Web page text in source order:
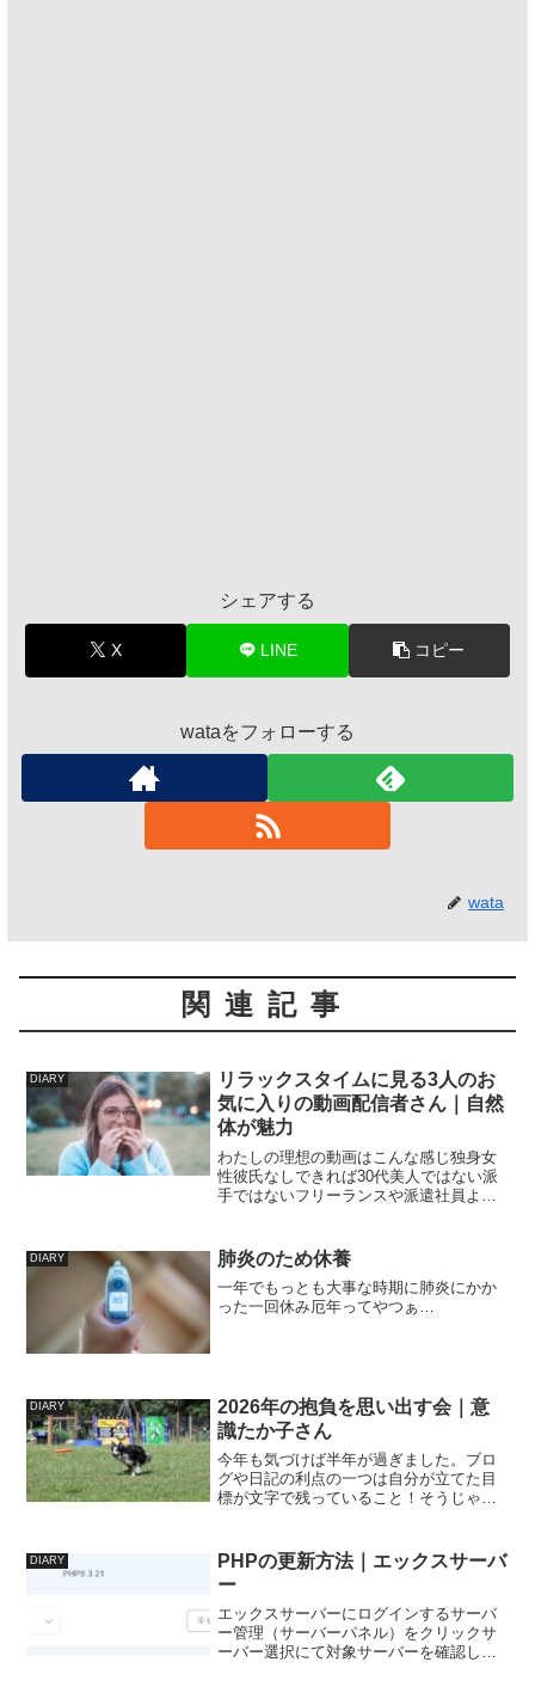
シェアする
X LINE コピー
wataをフォローする
wata
関連記事
DIARY
リラックスタイムに見る3人のお
気に入りの動画配信者さん｜自然
体が魅力
わたしの理想の動画はこんな感じ独身女
性彼氏なしできれば30代美人ではない派
手ではないフリーランスや派遣社員よく
はしない性格は良くも悪くもなく普通ズ
ボラあまり整頓されてい...
DIARY 肺炎のため休養
一年でもっとも大事な時期に肺炎にかか
った一回休み厄年ってやつぁ…
DIARY
2026年の抱負を思い出す会｜意
識たか子さん
今年も気づけば半年が過ぎました。ブロ
グや日記の利点の一つは自分が立てた目
標が文字で残っていること！そうじゃな
に貼っておくのが良いらしいのですが、
他の人（家族）にわたし...
DIARY
PHPの更新方法｜エックスサーバ
ー
エックスサーバーにログインするサーバ
ー管理（サーバーパネル）をクリックサ
ーバー選択にて対象サーバーを確認し、